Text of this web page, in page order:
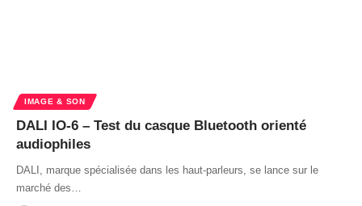
IMAGE & SON
DALI IO-6 – Test du casque Bluetooth orienté
audiophiles
DALI, marque spécialisée dans les haut-parleurs, se lance sur le
marché des…